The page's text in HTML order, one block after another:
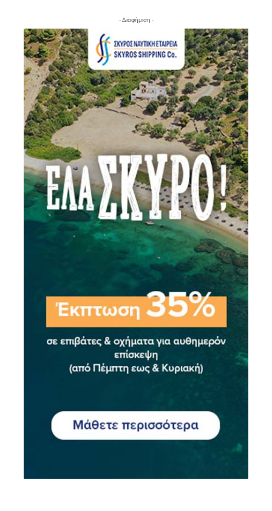
- Διαφήμιση -